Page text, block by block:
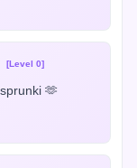
[Level 0]
🫶